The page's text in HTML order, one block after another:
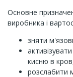
Основне
виробника і
зняти
кисню в
розслабити